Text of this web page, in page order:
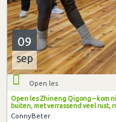
09
sep
Open les
Open les Zhineng Qigong – kom
buiten, met verrassend veel rust,
ConnyBeter